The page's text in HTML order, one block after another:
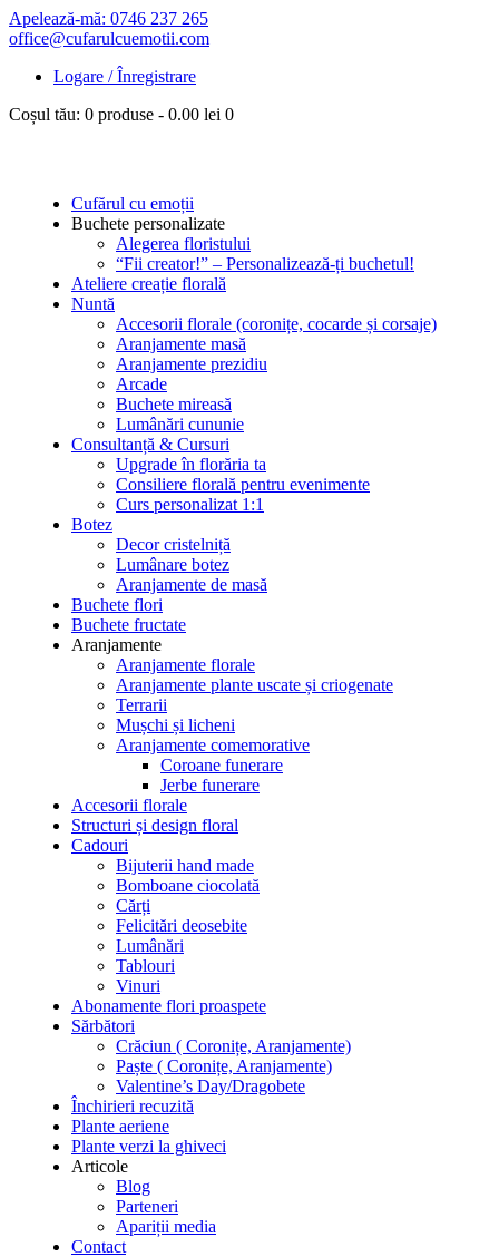
Apelează-mă: 0746 237 265
office@cufarulcuemotii.com
Logare / Înregistrare
Coșul tău: 0 produse - 0.00 lei 0
Cufărul cu emoții
Buchete personalizate
Alegerea floristului
“Fii creator!” – Personalizează-ți buchetul!
Ateliere creație florală
Nuntă
Accesorii florale (coronițe, cocarde și corsaje)
Aranjamente masă
Aranjamente prezidiu
Arcade
Buchete mireasă
Lumânări cununie
Consultanță & Cursuri
Upgrade în florăria ta
Consiliere florală pentru evenimente
Curs personalizat 1:1
Botez
Decor cristelniță
Lumânare botez
Aranjamente de masă
Buchete flori
Buchete fructate
Aranjamente
Aranjamente florale
Aranjamente plante uscate și criogenate
Terrarii
Mușchi și licheni
Aranjamente comemorative
Coroane funerare
Jerbe funerare
Accesorii florale
Structuri și design floral
Cadouri
Bijuterii hand made
Bomboane ciocolată
Cărți
Felicitări deosebite
Lumânări
Tablouri
Vinuri
Abonamente flori proaspete
Sărbători
Crăciun ( Coronițe, Aranjamente)
Paște ( Coronițe, Aranjamente)
Valentine’s Day/Dragobete
Închirieri recuzită
Plante aeriene
Plante verzi la ghiveci
Articole
Blog
Parteneri
Apariții media
Contact